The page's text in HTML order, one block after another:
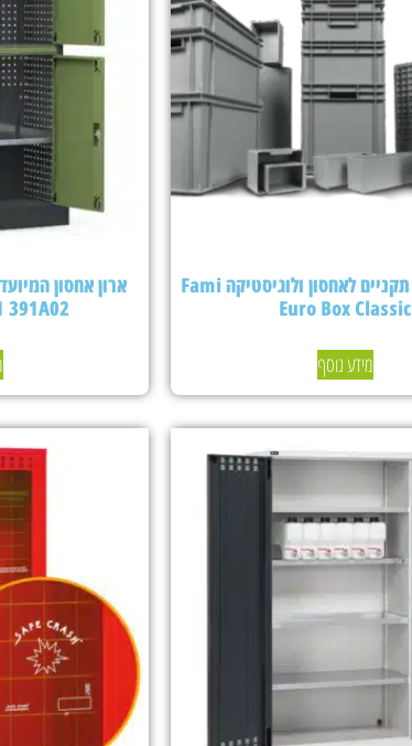
ארגזי פלסטיק תקניים לאחסון ולוגיסטיקה Fami
Euro Box Classic
מידע נוסף
ארון אחסון
391A02